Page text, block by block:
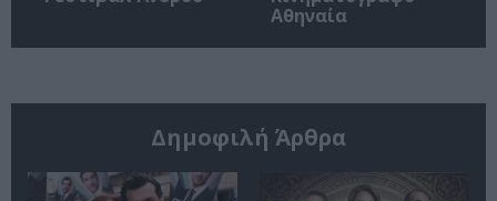
Αθηναία
Δημοφιλή Άρθρα